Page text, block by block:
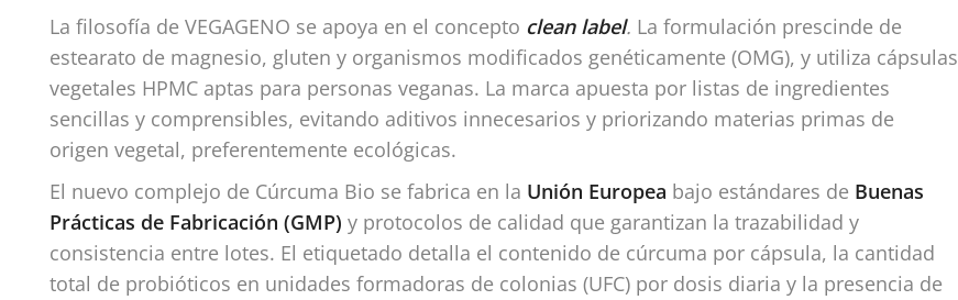
La filosofía de VEGAGENO se apoya en el concepto clean label. La formulación prescinde de
estearato de magnesio, gluten y organismos modificados genéticamente (OMG), y utiliza cápsulas
vegetales HPMC aptas para personas veganas. La marca apuesta por listas de ingredientes
sencillas y comprensibles, evitando aditivos innecesarios y priorizando materias primas de
origen vegetal, preferentemente ecológicas.
El nuevo complejo de Cúrcuma Bio se fabrica en la Unión Europea bajo estándares de Buenas
Prácticas de Fabricación (GMP) y protocolos de calidad que garantizan la trazabilidad y
consistencia entre lotes. El etiquetado detalla el contenido de cúrcuma por cápsula, la cantidad
total de probióticos en unidades formadoras de colonias (UFC) por dosis diaria y la presencia de